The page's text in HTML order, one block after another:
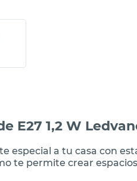
E27 1,2 W
especial a tu casa con
te permite crear